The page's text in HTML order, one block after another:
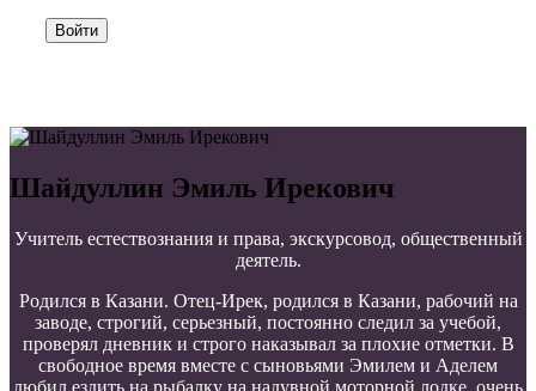
Войти
Шайдуллин Эмиль Ирекович
Учитель естествознания и права, экскурсовод, общественный
деятель.
Родился в Казани. Отец-Ирек, родился в Казани, рабочий на
заводе, строгий, серьезный, постоянно следил за учебой,
проверял дневник и строго наказывал за плохие отметки. В
свободное время вместе с сыновьями Эмилем и Аделем
любил ездить на рыбалку на надувной моторной лодке, очень